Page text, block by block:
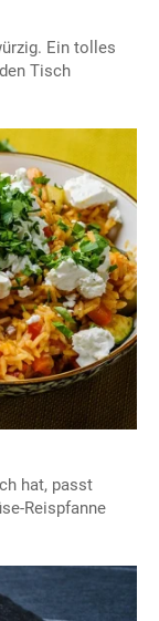
Ein tolles
Tisch
hat, passt
Reispfanne